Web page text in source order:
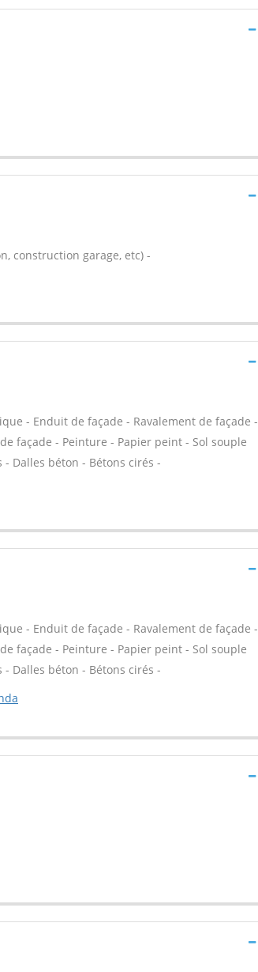
construction garage, etc) -
- Enduit de façade - Ravalement de façade -
façade - Peinture - Papier peint - Sol souple
- Dalles béton - Bétons cirés -
- Enduit de façade - Ravalement de façade -
façade - Peinture - Papier peint - Sol souple
- Dalles béton - Bétons cirés -